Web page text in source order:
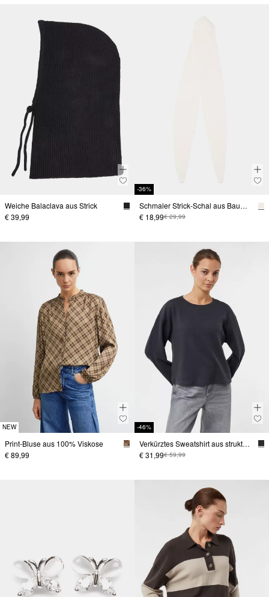
Weiche Balaclava aus Strick
€ 39,99
-36%
Schmaler Strick-Schal aus Baumwollmix
€ 18,99€ 29,99
NEW
Print-Bluse aus 100% Viskose
€ 89,99
-46%
Verkürztes Sweatshirt aus strukturiertem Jersey
€ 31,99€ 59,99